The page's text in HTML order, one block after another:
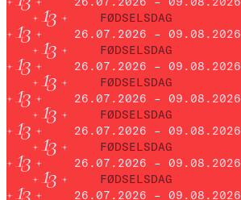
FØDSELSDAG
26.07.2026 – 09.08.2026
FØDSELSDAG
26.07.2026 – 09.08.2026
FØDSELSDAG
26.07.2026 – 09.08.2026
FØDSELSDAG
26.07.2026 – 09.08.2026
FØDSELSDAG
26.07.2026 – 09.08.2026
FØDSELSDAG
26.07.2026 – 09.08.2026